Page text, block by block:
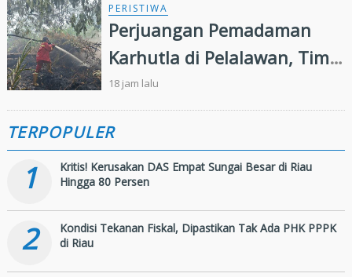
PERISTIWA
Perjuangan Pemadaman
Karhutla di Pelalawan, Tim
Manggala Agni Jalan Kaki
Hingga Dua Kilometer
18 jam lalu
TERPOPULER
1
Kritis! Kerusakan DAS Empat Sungai Besar di Riau
Hingga 80 Persen
2
Kondisi Tekanan Fiskal, Dipastikan Tak Ada PHK PPPK
di Riau